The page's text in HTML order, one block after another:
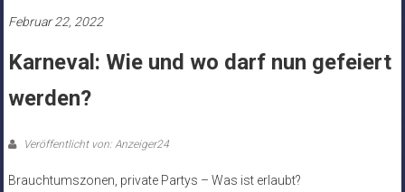
Februar 22, 2022
Karneval: Wie und wo darf nun gefeiert
werden?
Veröffentlicht von: Anzeiger24
Brauchtumszonen, private Partys – Was ist erlaubt?